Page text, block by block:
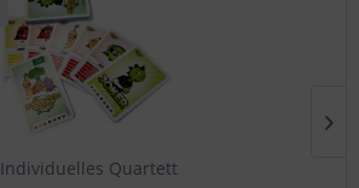
Individuelles Quartett